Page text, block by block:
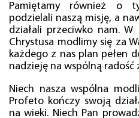
Pamiętamy również o
podzielali naszą misję, a
działali przeciwko nam.
Chrystusa modlimy się za
każdego z nas plan pełen
nadzieję na wspólną radość
Niech nasza wspólna
Profeto kończy swoją
na wieki. Niech Pan